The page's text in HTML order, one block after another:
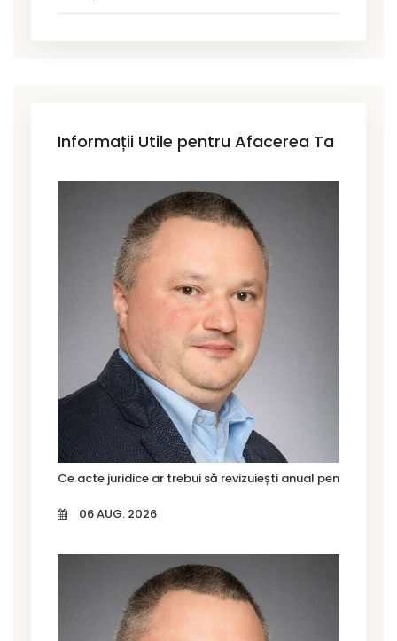
Informații Utile pentru Afacerea Ta
Ce acte juridice ar trebui să revizuiești anual pentru firma
06 AUG. 2026